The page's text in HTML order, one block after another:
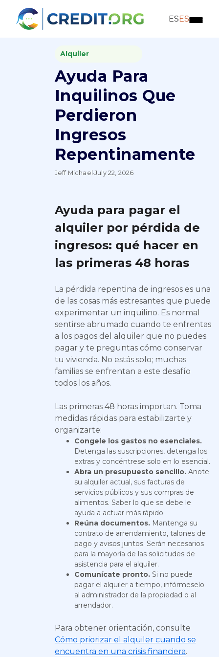
ESES
Alquiler
Ayuda Para
Inquilinos Que
Perdieron
Ingresos
Repentinamente
Jeff Michael ·July 22, 2026
Ayuda para pagar el
alquiler por pérdida de
ingresos: qué hacer en
las primeras 48 horas
La pérdida repentina de ingresos es una
de las cosas más estresantes que puede
experimentar un inquilino. Es normal
sentirse abrumado cuando te enfrentas
a los pagos del alquiler que no puedes
pagar y te preguntas cómo conservar
tu vivienda. No estás solo; muchas
familias se enfrentan a este desafío
todos los años.
Las primeras 48 horas importan. Toma
medidas rápidas para estabilizarte y
organizarte:
Congele los gastos no esenciales.
Detenga las suscripciones, detenga los
extras y concéntrese solo en lo esencial.
Abra un presupuesto sencillo. Anote
su alquiler actual, sus facturas de
servicios públicos y sus compras de
alimentos. Saber lo que se debe le
ayuda a actuar más rápido.
Reúna documentos. Mantenga su
contrato de arrendamiento, talones de
pago y avisos juntos. Serán necesarios
para la mayoría de las solicitudes de
asistencia para el alquiler.
Comunícate pronto. Si no puede
pagar el alquiler a tiempo, infórmeselo
al administrador de la propiedad o al
arrendador.
Para obtener orientación, consulte
Cómo priorizar el alquiler cuando se
encuentra en una crisis financiera.